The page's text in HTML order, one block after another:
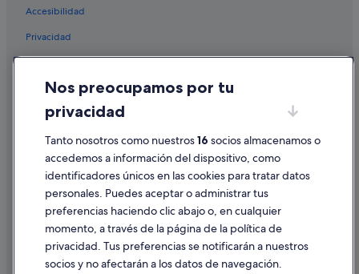
Accesibilidad
Privacidad
Condiciones de uso
Información legal/contacto
Pautas sobre el contenido y cómo denunciar contenido
Ayuda
Cancelar un vuelo
Cancelar una reserva de hotel o de un alquiler vacacional
Nos preocupamos por tu
privacidad
Tanto nosotros como nuestros16 socios almacenamos o
accedemos a información del dispositivo, como
identificadores únicos en las cookies para tratar datos
personales. Puedes aceptar o administrar tus
preferencias haciendo clic abajo o, en cualquier
momento, a través de la página de la política de
privacidad. Tus preferencias se notificarán a nuestros
socios y no afectarán a los datos de navegación.